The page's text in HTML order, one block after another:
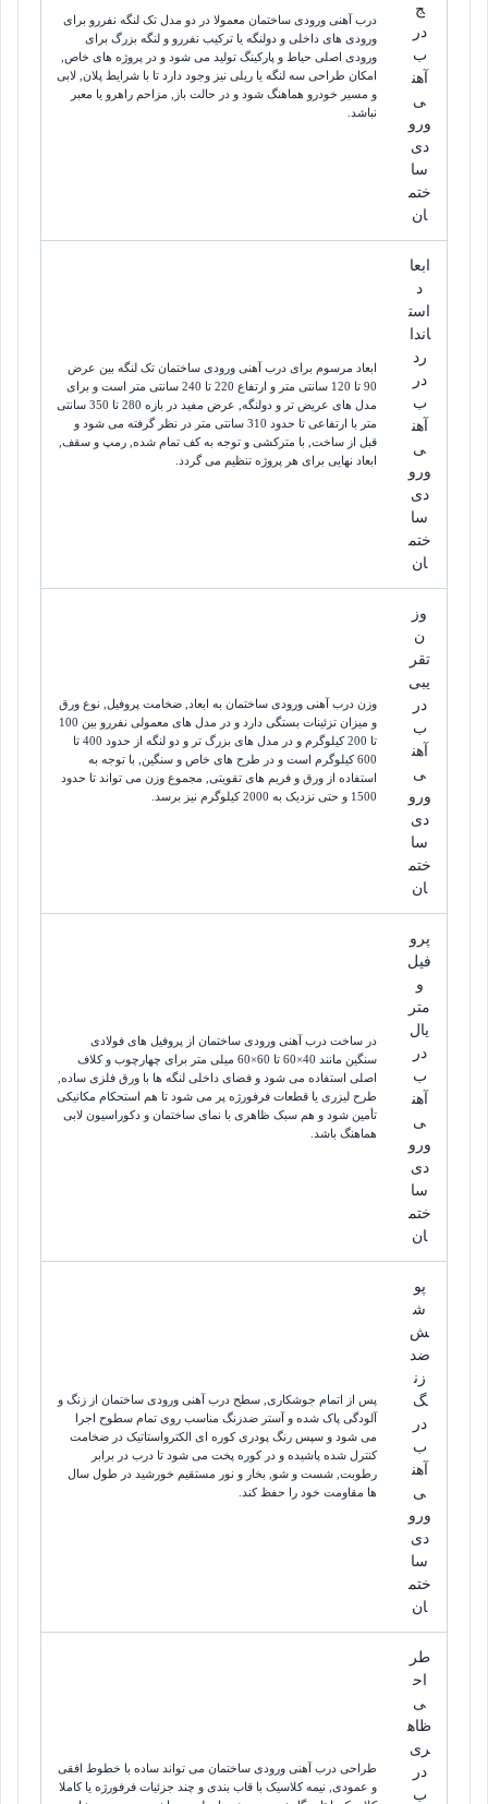
ج
در
ب
آهن
ی
ورو
دی
سا
ختم
ان
درب آهنی ورودی ساختمان معمولا در دو مدل تک لنگه نفررو برای
ورودی های داخلی و دولنگه یا ترکیب نفررو و لنگه بزرگ برای
ورودی اصلی حیاط و پارکینگ تولید می شود و در پروژه های خاص,
امکان طراحی سه لنگه یا ریلی نیز وجود دارد تا با شرایط پلان, لابی
و مسیر خودرو هماهنگ شود و در حالت باز, مزاحم راهرو یا معبر
نباشد.
ابعا
د
است
اندا
رد
در
ب
آهن
ی
ورو
دی
سا
ختم
ان
ابعاد مرسوم برای درب آهنی ورودی ساختمان تک لنگه بین عرض
90 تا 120 سانتی متر و ارتفاع 220 تا 240 سانتی متر است و برای
مدل های عریض تر و دولنگه, عرض مفید در بازه 280 تا 350 سانتی
متر با ارتفاعی تا حدود 310 سانتی متر در نظر گرفته می شود و
قبل از ساخت, با مترکشی و توجه به کف تمام شده, رمپ و سقف,
ابعاد نهایی برای هر پروژه تنظیم می گردد.
وز
ن
تقر
یبی
در
ب
آهن
ی
ورو
دی
سا
ختم
ان
وزن درب آهنی ورودی ساختمان به ابعاد, ضخامت پروفیل, نوع ورق
و میزان تزئینات بستگی دارد و در مدل های معمولی نفررو بین 100
تا 200 کیلوگرم و در مدل های بزرگ تر و دو لنگه از حدود 400 تا
600 کیلوگرم است و در طرح های خاص و سنگین, با توجه به
استفاده از ورق و فریم های تقویتی, مجموع وزن می تواند تا حدود
1500 و حتی نزدیک به 2000 کیلوگرم نیز برسد.
پرو
فیل
و
متر
یال
در
ب
آهن
ی
ورو
دی
سا
ختم
ان
در ساخت درب آهنی ورودی ساختمان از پروفیل های فولادی
سنگین مانند 40×60 تا 60×60 میلی متر برای چهارچوب و کلاف
اصلی استفاده می شود و فضای داخلی لنگه ها با ورق فلزی ساده,
طرح لیزری یا قطعات فرفورژه پر می شود تا هم استحکام مکانیکی
تأمین شود و هم سبک ظاهری با نمای ساختمان و دکوراسیون لابی
هماهنگ باشد.
پو
ش
ش
ضد
زن
گ
در
ب
آهن
ی
ورو
دی
سا
ختم
ان
پس از اتمام جوشکاری, سطح درب آهنی ورودی ساختمان از زنگ و
آلودگی پاک شده و آستر ضدزنگ مناسب روی تمام سطوح اجرا
می شود و سپس رنگ پودری کوره ای الکترواستاتیک در ضخامت
کنترل شده پاشیده و در کوره پخت می شود تا درب در برابر
رطوبت, شست و شو, بخار و نور مستقیم خورشید در طول سال
ها مقاومت خود را حفظ کند.
طر
اح
ی
ظاه
ری
در
ب
طراحی درب آهنی ورودی ساختمان می تواند ساده با خطوط افقی
و عمودی, نیمه کلاسیک با قاب بندی و چند جزئیات فرفورژه یا کاملا